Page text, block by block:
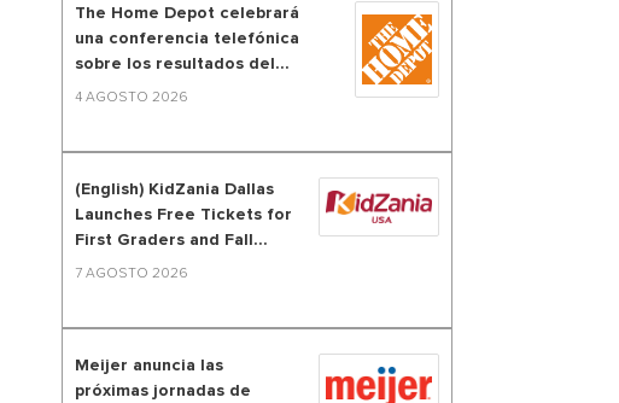
The Home Depot celebrará
una conferencia telefónica
sobre los resultados del...
4 AGOSTO 2026
(English) KidZania Dallas
Launches Free Tickets for
First Graders and Fall...
7 AGOSTO 2026
Meijer anuncia las
próximas jornadas de